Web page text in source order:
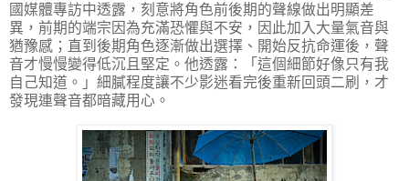
國媒體專訪中透露，刻意將角色前後期的聲線做出明顯差
異，前期的端宗因為充滿恐懼與不安，因此加入大量氣音與
猶豫感；直到後期角色逐漸做出選擇、開始反抗命運後，聲
音才慢慢變得低沉且堅定。他透露：「這個細節好像只有我
自己知道。」細膩程度讓不少影迷看完後重新回頭二刷，才
發現連聲音都暗藏用心。